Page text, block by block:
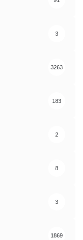
3
3263
183
2
8
3
1869